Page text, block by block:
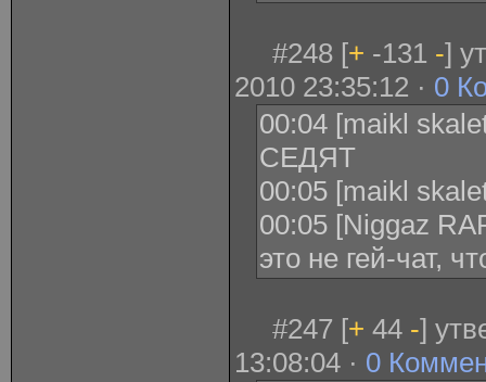
#248 [+ -131 -]
2010 23:35:12 · 0
00:04 [maikl
СЕДЯТ
00:05 [maikl
00:05 [Niggaz
это не гей-чат,
#247 [+ 44 -]
13:08:04 · 0